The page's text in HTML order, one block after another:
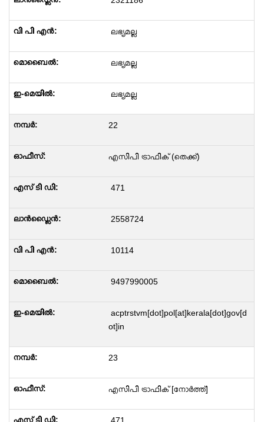
ലഭ്യമല്ല
ലഭ്യമല്ല
ലഭ്യമല്ല
22
എസിപി ട്രാഫിക് (തെക്ക്)
471
2558724
10114
9497990005
acptrstvm[dot]pol[at]kerala[dot]gov[d
ot]in
23
എസിപി ട്രാഫിക് [നോർത്ത്]